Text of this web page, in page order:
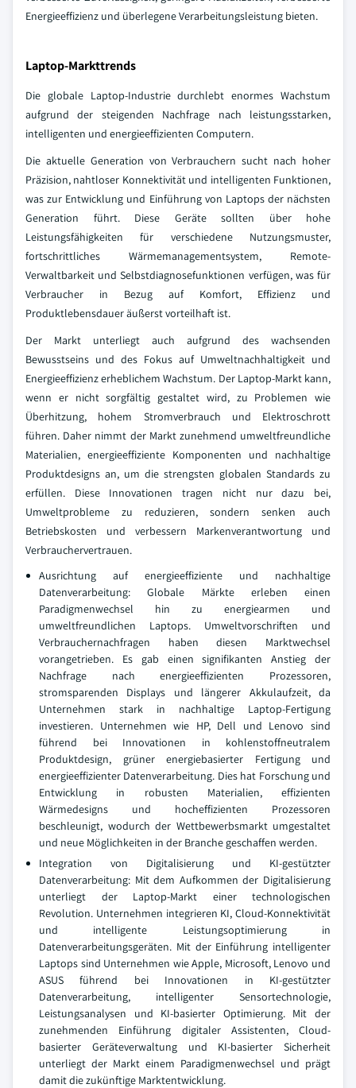
Energieeffizienz und überlegene Verarbeitungsleistung bieten.
Laptop-Markttrends
Die globale Laptop-Industrie durchlebt enormes Wachstum
aufgrund der steigenden Nachfrage nach leistungsstarken,
intelligenten und energieeffizienten Computern.
Die aktuelle Generation von Verbrauchern sucht nach hoher
Präzision, nahtloser Konnektivität und intelligenten Funktionen,
was zur Entwicklung und Einführung von Laptops der nächsten
Generation führt. Diese Geräte sollten über hohe
Leistungsfähigkeiten für verschiedene Nutzungsmuster,
fortschrittliches Wärmemanagementsystem, Remote-
Verwaltbarkeit und Selbstdiagnosefunktionen verfügen, was für
Verbraucher in Bezug auf Komfort, Effizienz und
Produktlebensdauer äußerst vorteilhaft ist.
Der Markt unterliegt auch aufgrund des wachsenden
Bewusstseins und des Fokus auf Umweltnachhaltigkeit und
Energieeffizienz erheblichem Wachstum. Der Laptop-Markt kann,
wenn er nicht sorgfältig gestaltet wird, zu Problemen wie
Überhitzung, hohem Stromverbrauch und Elektroschrott
führen. Daher nimmt der Markt zunehmend umweltfreundliche
Materialien, energieeffiziente Komponenten und nachhaltige
Produktdesigns an, um die strengsten globalen Standards zu
erfüllen. Diese Innovationen tragen nicht nur dazu bei,
Umweltprobleme zu reduzieren, sondern senken auch
Betriebskosten und verbessern Markenverantwortung und
Verbrauchervertrauen.
Ausrichtung auf energieeffiziente und nachhaltige
Datenverarbeitung: Globale Märkte erleben einen
Paradigmenwechsel hin zu energiearmen und
umweltfreundlichen Laptops. Umweltvorschriften und
Verbrauchernachfragen haben diesen Marktwechsel
vorangetrieben. Es gab einen signifikanten Anstieg der
Nachfrage nach energieeffizienten Prozessoren,
stromsparenden Displays und längerer Akkulaufzeit, da
Unternehmen stark in nachhaltige Laptop-Fertigung
investieren. Unternehmen wie HP, Dell und Lenovo sind
führend bei Innovationen in kohlenstoffneutralem
Produktdesign, grüner energiebasierter Fertigung und
energieeffizienter Datenverarbeitung. Dies hat Forschung und
Entwicklung in robusten Materialien, effizienten
Wärmedesigns und hocheffizienten Prozessoren
beschleunigt, wodurch der Wettbewerbsmarkt umgestaltet
und neue Möglichkeiten in der Branche geschaffen werden.
Integration von Digitalisierung und KI-gestützter
Datenverarbeitung: Mit dem Aufkommen der Digitalisierung
unterliegt der Laptop-Markt einer technologischen
Revolution. Unternehmen integrieren KI, Cloud-Konnektivität
und intelligente Leistungsoptimierung in
Datenverarbeitungsgeräten. Mit der Einführung intelligenter
Laptops sind Unternehmen wie Apple, Microsoft, Lenovo und
ASUS führend bei Innovationen in KI-gestützter
Datenverarbeitung, intelligenter Sensortechnologie,
Leistungsanalysen und KI-basierter Optimierung. Mit der
zunehmenden Einführung digitaler Assistenten, Cloud-
basierter Geräteverwaltung und KI-basierter Sicherheit
unterliegt der Markt einem Paradigmenwechsel und prägt
damit die zukünftige Marktentwicklung.